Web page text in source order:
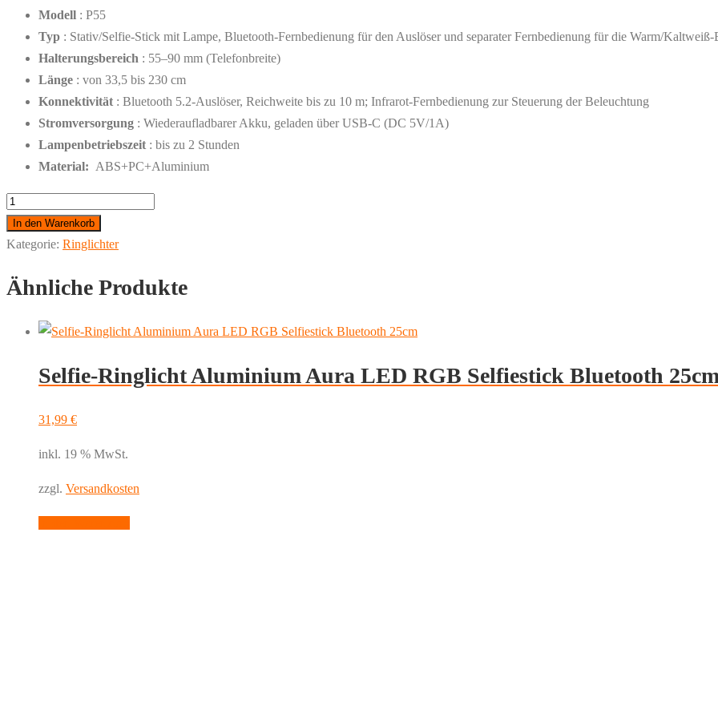
Modell : P55
Typ : Stativ/Selfie-Stick mit Lampe, Bluetooth-Fernbedienung für den Auslöser und separater Fernbedienung für die Warm/Kaltweiß-
Halterungsbereich : 55–90 mm (Telefonbreite)
Länge : von 33,5 bis 230 cm
Konnektivität : Bluetooth 5.2-Auslöser, Reichweite bis zu 10 m; Infrarot-Fernbedienung zur Steuerung der Beleuchtung
Stromversorgung : Wiederaufladbarer Akku, geladen über USB-C (DC 5V/1A)
Lampenbetriebszeit : bis zu 2 Stunden
Material: ABS+PC+Aluminium
Selfie-
Ringlicht
Aluminium
LED
Bluetooth
Menge
In den Warenkorb
Kategorie: Ringlichter
Ähnliche Produkte
Selfie-Ringlicht Aluminium Aura LED RGB Selfiestick Bluetooth 25cm
31,99 €
inkl. 19 % MwSt.
zzgl. Versandkosten